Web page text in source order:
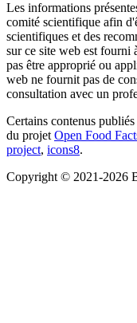
Les informations
comité scientifique afin
scientifiques et des
sur ce site web est fourni
pas être approprié ou
web ne fournit pas de
consultation avec un
Certains contenus
du projet Open Food
project, icons8.
Copyright © 2021-2026